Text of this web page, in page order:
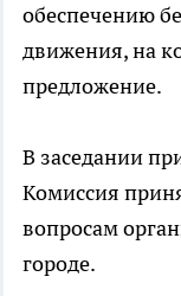
обеспечению
движения, на
предложение.
В заседании
Комиссия
вопросам
городе.